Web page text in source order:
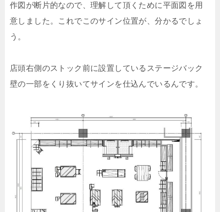
作図が断片的なので、理解して頂くために平面図を用
意しました。これでこのサイン位置が、分かるでしょ
う。
店頭右側のストック前に設置しているステージバック
壁の一部をくり抜いてサインを仕込んでいるんです。